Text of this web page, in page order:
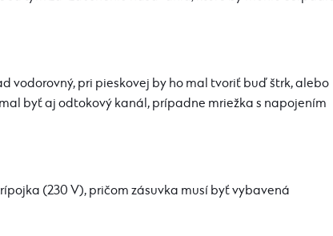
vodorovný, pri pieskovej by ho mal tvoriť buď štrk, alebo
byť aj odtokový kanál, prípadne mriežka s napojením
(230 V), pričom zásuvka musí byť vybavená